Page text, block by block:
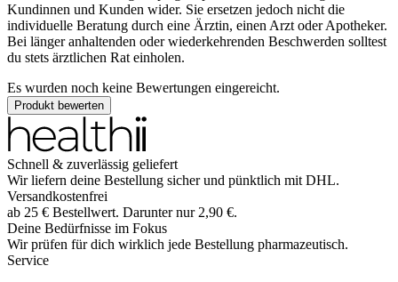
Kundinnen und Kunden wider. Sie ersetzen jedoch nicht die
individuelle Beratung durch eine Ärztin, einen Arzt oder Apotheker.
Bei länger anhaltenden oder wiederkehrenden Beschwerden solltest
du stets ärztlichen Rat einholen.
Es wurden noch keine Bewertungen eingereicht.
Produkt bewerten
Schnell & zuverlässig geliefert
Wir liefern deine Bestellung sicher und pünktlich mit DHL.
Versandkostenfrei
ab 25 € Bestellwert. Darunter nur 2,90 €.
Deine Bedürfnisse im Fokus
Wir prüfen für dich wirklich jede Bestellung pharmazeutisch.
Service